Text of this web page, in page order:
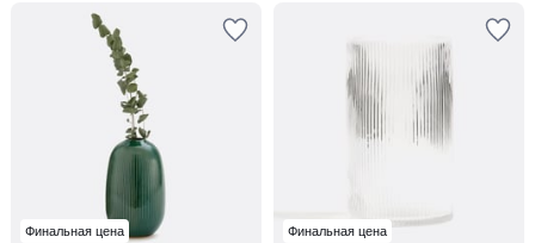
Финальная цена Финальная цена